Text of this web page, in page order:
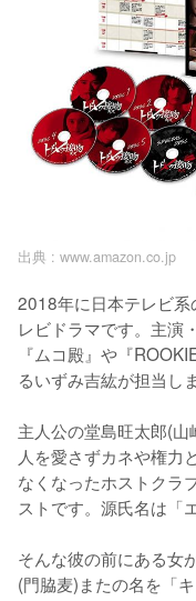
出典 : www.amazon.co.jp
2018年に日本テレビ
レビドラマです。主演
『ムコ殿』や『
るいずみ吉紘が担当し
主人公の堂島旺太郎(
人を愛さずカネや権力
なくなったホストクラ
ストです。源氏名は「
そんな彼の前にある女
(門脇麦)またの名を「